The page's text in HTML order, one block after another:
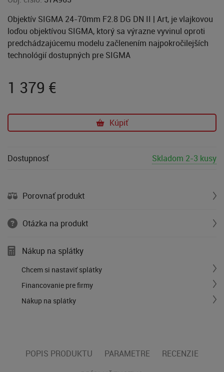
Objektív SIGMA 24-70mm F2.8 DG DN II | Art, je vlajkovou
loďou objektívou SIGMA, ktorý sa výrazne vyvinul oproti
predchádzajúcemu modelu začlenením najpokročilejších
technológií dostupných pre SIGMA
1 379 €
Kúpiť
Dostupnosť Skladom 2-3 kusy
Porovnať produkt
Otázka na produkt
Nákup na splátky
Chcem si nastaviť splátky
Financovanie pre firmy
Nákup na splátky
POPIS PRODUKTU PARAMETRE
RECENZIE